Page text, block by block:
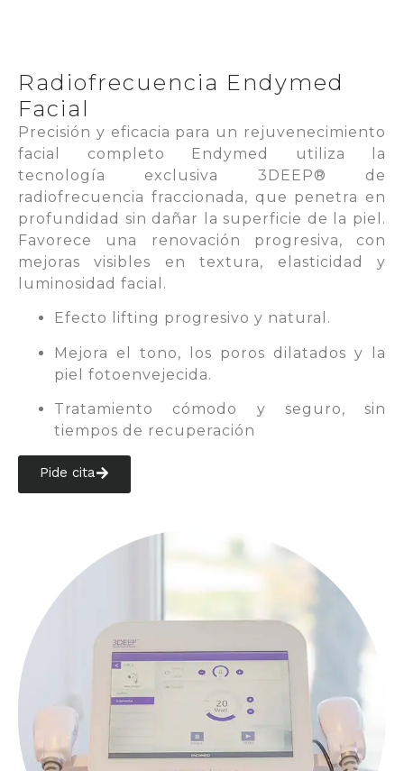
Radiofrecuencia Endymed
Facial
Precisión y eficacia para un rejuvenecimiento
facial completo Endymed utiliza la
tecnología exclusiva 3DEEP® de
radiofrecuencia fraccionada, que penetra en
profundidad sin dañar la superficie de la piel.
Favorece una renovación progresiva, con
mejoras visibles en textura, elasticidad y
luminosidad facial.
Efecto lifting progresivo y natural.
Mejora el tono, los poros dilatados y la
piel fotoenvejecida.
Tratamiento cómodo y seguro, sin
tiempos de recuperación
Pide cita